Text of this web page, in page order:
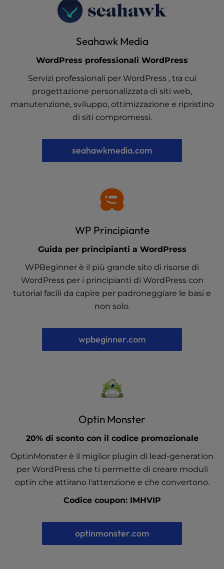
Seahawk Media
WordPress professionali WordPress
Servizi professionali per WordPress , tra cui
progettazione personalizzata di siti web,
manutenzione, sviluppo, ottimizzazione e ripristino
di siti compromessi.
seahawkmedia.com
WP Principiante
Guida per principianti a WordPress
WPBeginner è il più grande sito di risorse di
WordPress per i principianti di WordPress con
tutorial facili da capire per padroneggiare le basi e
non solo.
wpbeginner.com
Optin Monster
20% di sconto con il codice promozionale
OptinMonster è il miglior plugin di lead-generation
per WordPress che ti permette di creare moduli
optin che attirano l'attenzione e che convertono.
Codice coupon: IMHVIP
optinmonster.com